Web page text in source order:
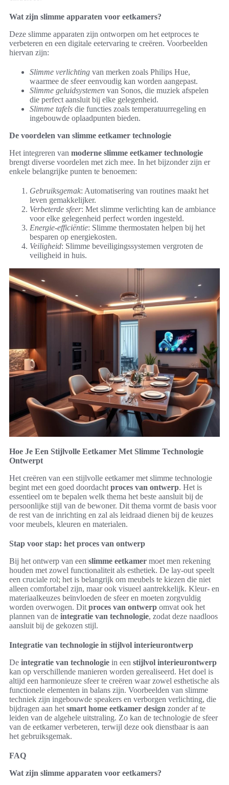
Wat zijn slimme apparaten voor eetkamers?
Deze slimme apparaten zijn ontworpen om het eetproces te
verbeteren en een digitale eetervaring te creëren. Voorbeelden
hiervan zijn:
Slimme verlichting van merken zoals Philips Hue,
waarmee de sfeer eenvoudig kan worden aangepast.
Slimme geluidsystemen van Sonos, die muziek afspelen
die perfect aansluit bij elke gelegenheid.
Slimme tafels die functies zoals temperatuurregeling en
ingebouwde oplaadpunten bieden.
De voordelen van slimme eetkamer technologie
Het integreren van moderne slimme eetkamer technologie
brengt diverse voordelen met zich mee. In het bijzonder zijn er
enkele belangrijke punten te benoemen:
Gebruiksgemak: Automatisering van routines maakt het
leven gemakkelijker.
Verbeterde sfeer: Met slimme verlichting kan de ambiance
voor elke gelegenheid perfect worden ingesteld.
Energie-efficiëntie: Slimme thermostaten helpen bij het
besparen op energiekosten.
Veiligheid: Slimme beveiligingssystemen vergroten de
veiligheid in huis.
Hoe Je Een Stijlvolle Eetkamer Met Slimme Technologie
Ontwerpt
Het creëren van een stijlvolle eetkamer met slimme technologie
begint met een goed doordacht proces van ontwerp. Het is
essentieel om te bepalen welk thema het beste aansluit bij de
persoonlijke stijl van de bewoner. Dit thema vormt de basis voor
de rest van de inrichting en zal als leidraad dienen bij de keuzes
voor meubels, kleuren en materialen.
Stap voor stap: het proces van ontwerp
Bij het ontwerp van een slimme eetkamer moet men rekening
houden met zowel functionaliteit als esthetiek. De lay-out speelt
een cruciale rol; het is belangrijk om meubels te kiezen die niet
alleen comfortabel zijn, maar ook visueel aantrekkelijk. Kleur- en
materiaalkeuzes beïnvloeden de sfeer en moeten zorgvuldig
worden overwogen. Dit proces van ontwerp omvat ook het
plannen van de integratie van technologie, zodat deze naadloos
aansluit bij de gekozen stijl.
Integratie van technologie in stijlvol interieurontwerp
De integratie van technologie in een stijlvol interieurontwerp
kan op verschillende manieren worden gerealiseerd. Het doel is
altijd een harmonieuze sfeer te creëren waar zowel esthetische als
functionele elementen in balans zijn. Voorbeelden van slimme
techniek zijn ingebouwde speakers en verborgen verlichting, die
bijdragen aan het smart home eetkamer design zonder af te
leiden van de algehele uitstraling. Zo kan de technologie de sfeer
van de eetkamer verbeteren, terwijl deze ook dienstbaar is aan
het gebruiksgemak.
FAQ
Wat zijn slimme apparaten voor eetkamers?